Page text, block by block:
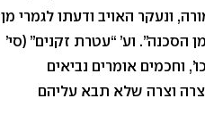
ונעקר האויב ודעתו לגמרי מן
הסכנה”. וע’ “עטרת זקנים” (סי’
וחכמים אומרים נביאים
צרה וצרה שלא תבא עליהם